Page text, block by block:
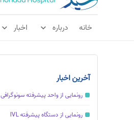
خانه درباره اخبار
آخرین اخبار
رونمایی از واحد پیشرفته سونوگرافی
رونمایی از دستگاه پیشرفته IVL